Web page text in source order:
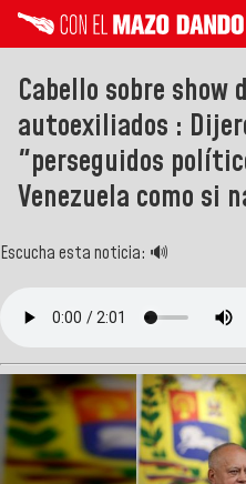
Cabello sobre
autoexiliados :
"perseguidos
Venezuela como si
Escucha esta noticia: 🔊